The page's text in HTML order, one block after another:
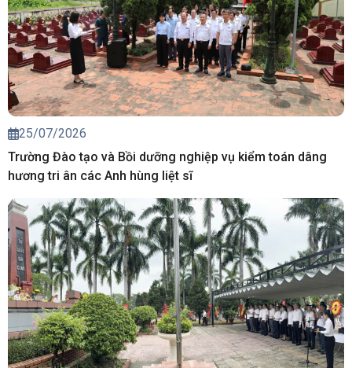
25/07/2026
Trường Đào tạo và Bồi dưỡng nghiệp vụ kiểm toán dâng
hương tri ân các Anh hùng liệt sĩ